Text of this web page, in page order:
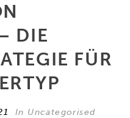
DIE
FÜR
In Uncategorised